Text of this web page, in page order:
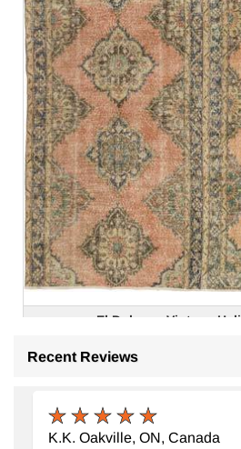
El Dokuma Vintage Hali
103.933 TL
Recent Reviews
K.K. Oakville, ON, Canada